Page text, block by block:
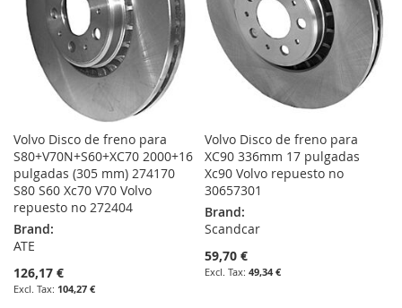
Volvo Disco de freno para
S80+V70N+S60+XC70 2000+16
pulgadas (305 mm) 274170
S80 S60 Xc70 V70 Volvo
repuesto no 272404
Brand:
ATE
126,17 €
104,27 €
Volvo Disco de freno para
XC90 336mm 17 pulgadas
Xc90 Volvo repuesto no
30657301
Brand:
Scandcar
59,70 €
49,34 €